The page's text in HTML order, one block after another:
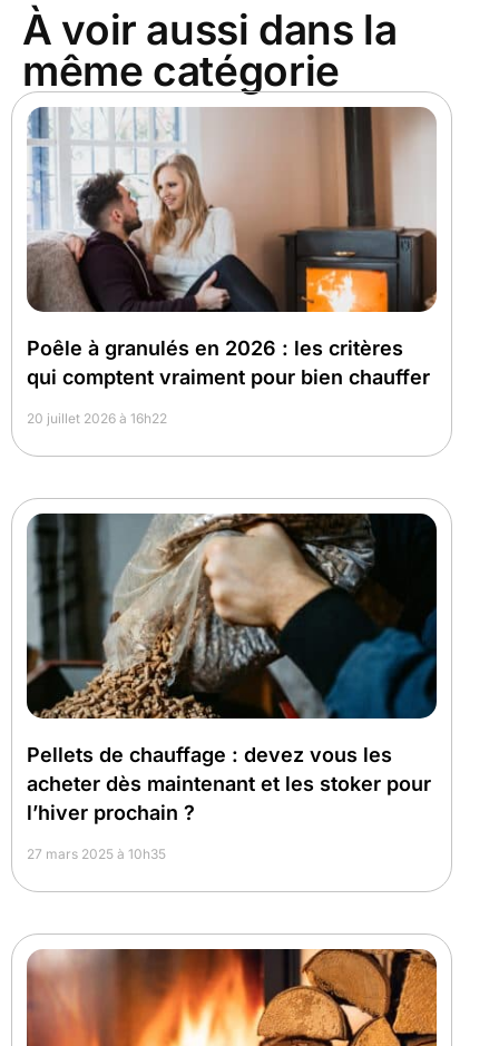
À voir aussi dans la
même catégorie
Poêle à granulés en 2026 : les critères
qui comptent vraiment pour bien chauffer
20 juillet 2026 à 16h22
Pellets de chauffage : devez vous les
acheter dès maintenant et les stoker pour
l’hiver prochain ?
27 mars 2025 à 10h35